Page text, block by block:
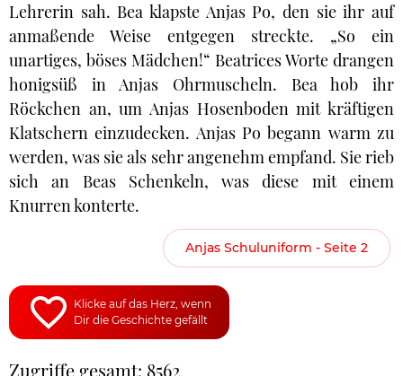
Lehrerin sah. Bea klapste Anjas Po, den sie ihr auf
anmaßende Weise entgegen streckte. „So ein
unartiges, böses Mädchen!“ Beatrices Worte drangen
honigsüß in Anjas Ohrmuscheln. Bea hob ihr
Röckchen an, um Anjas Hosenboden mit kräftigen
Klatschern einzudecken. Anjas Po begann warm zu
werden, was sie als sehr angenehm empfand. Sie rieb
sich an Beas Schenkeln, was diese mit einem
Knurren konterte.
Anjas Schuluniform - Seite 2
Klicke auf das Herz, wenn
Dir die Geschichte gefällt
Zugriffe gesamt: 8562